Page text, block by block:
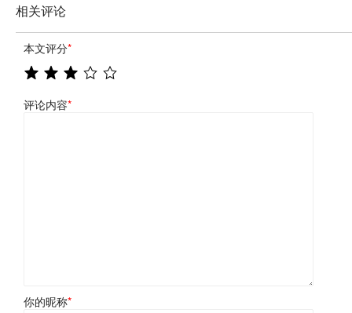
相关评论
本文评分*
评论内容*
你的昵称*